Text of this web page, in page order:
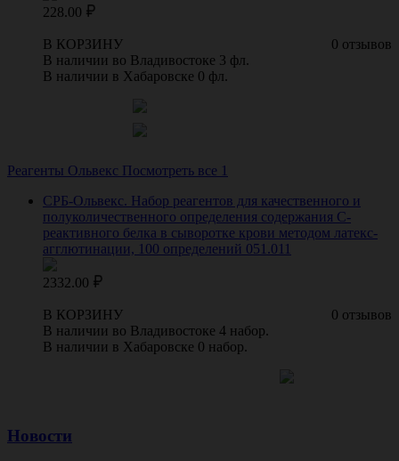
228.00
0 отзывов
В КОРЗИНУ
В наличии во Владивостоке 3 фл.
В наличии в Хабаровске 0 фл.
Реагенты Ольвекс Посмотреть все 1
СРБ-Ольвекс. Набор реагентов для качественного и
полуколичественного определения содержания С-
реактивного белка в сыворотке крови методом латекс-
агглютинации, 100 определений 051.011
2332.00
0 отзывов
В КОРЗИНУ
В наличии во Владивостоке 4 набор.
В наличии в Хабаровске 0 набор.
Новости